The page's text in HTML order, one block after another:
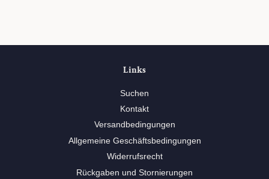
Links
Suchen
Kontakt
Versandbedingungen
Allgemeine Geschäftsbedingungen
Widerrufsrecht
Rückgaben und Stornierungen